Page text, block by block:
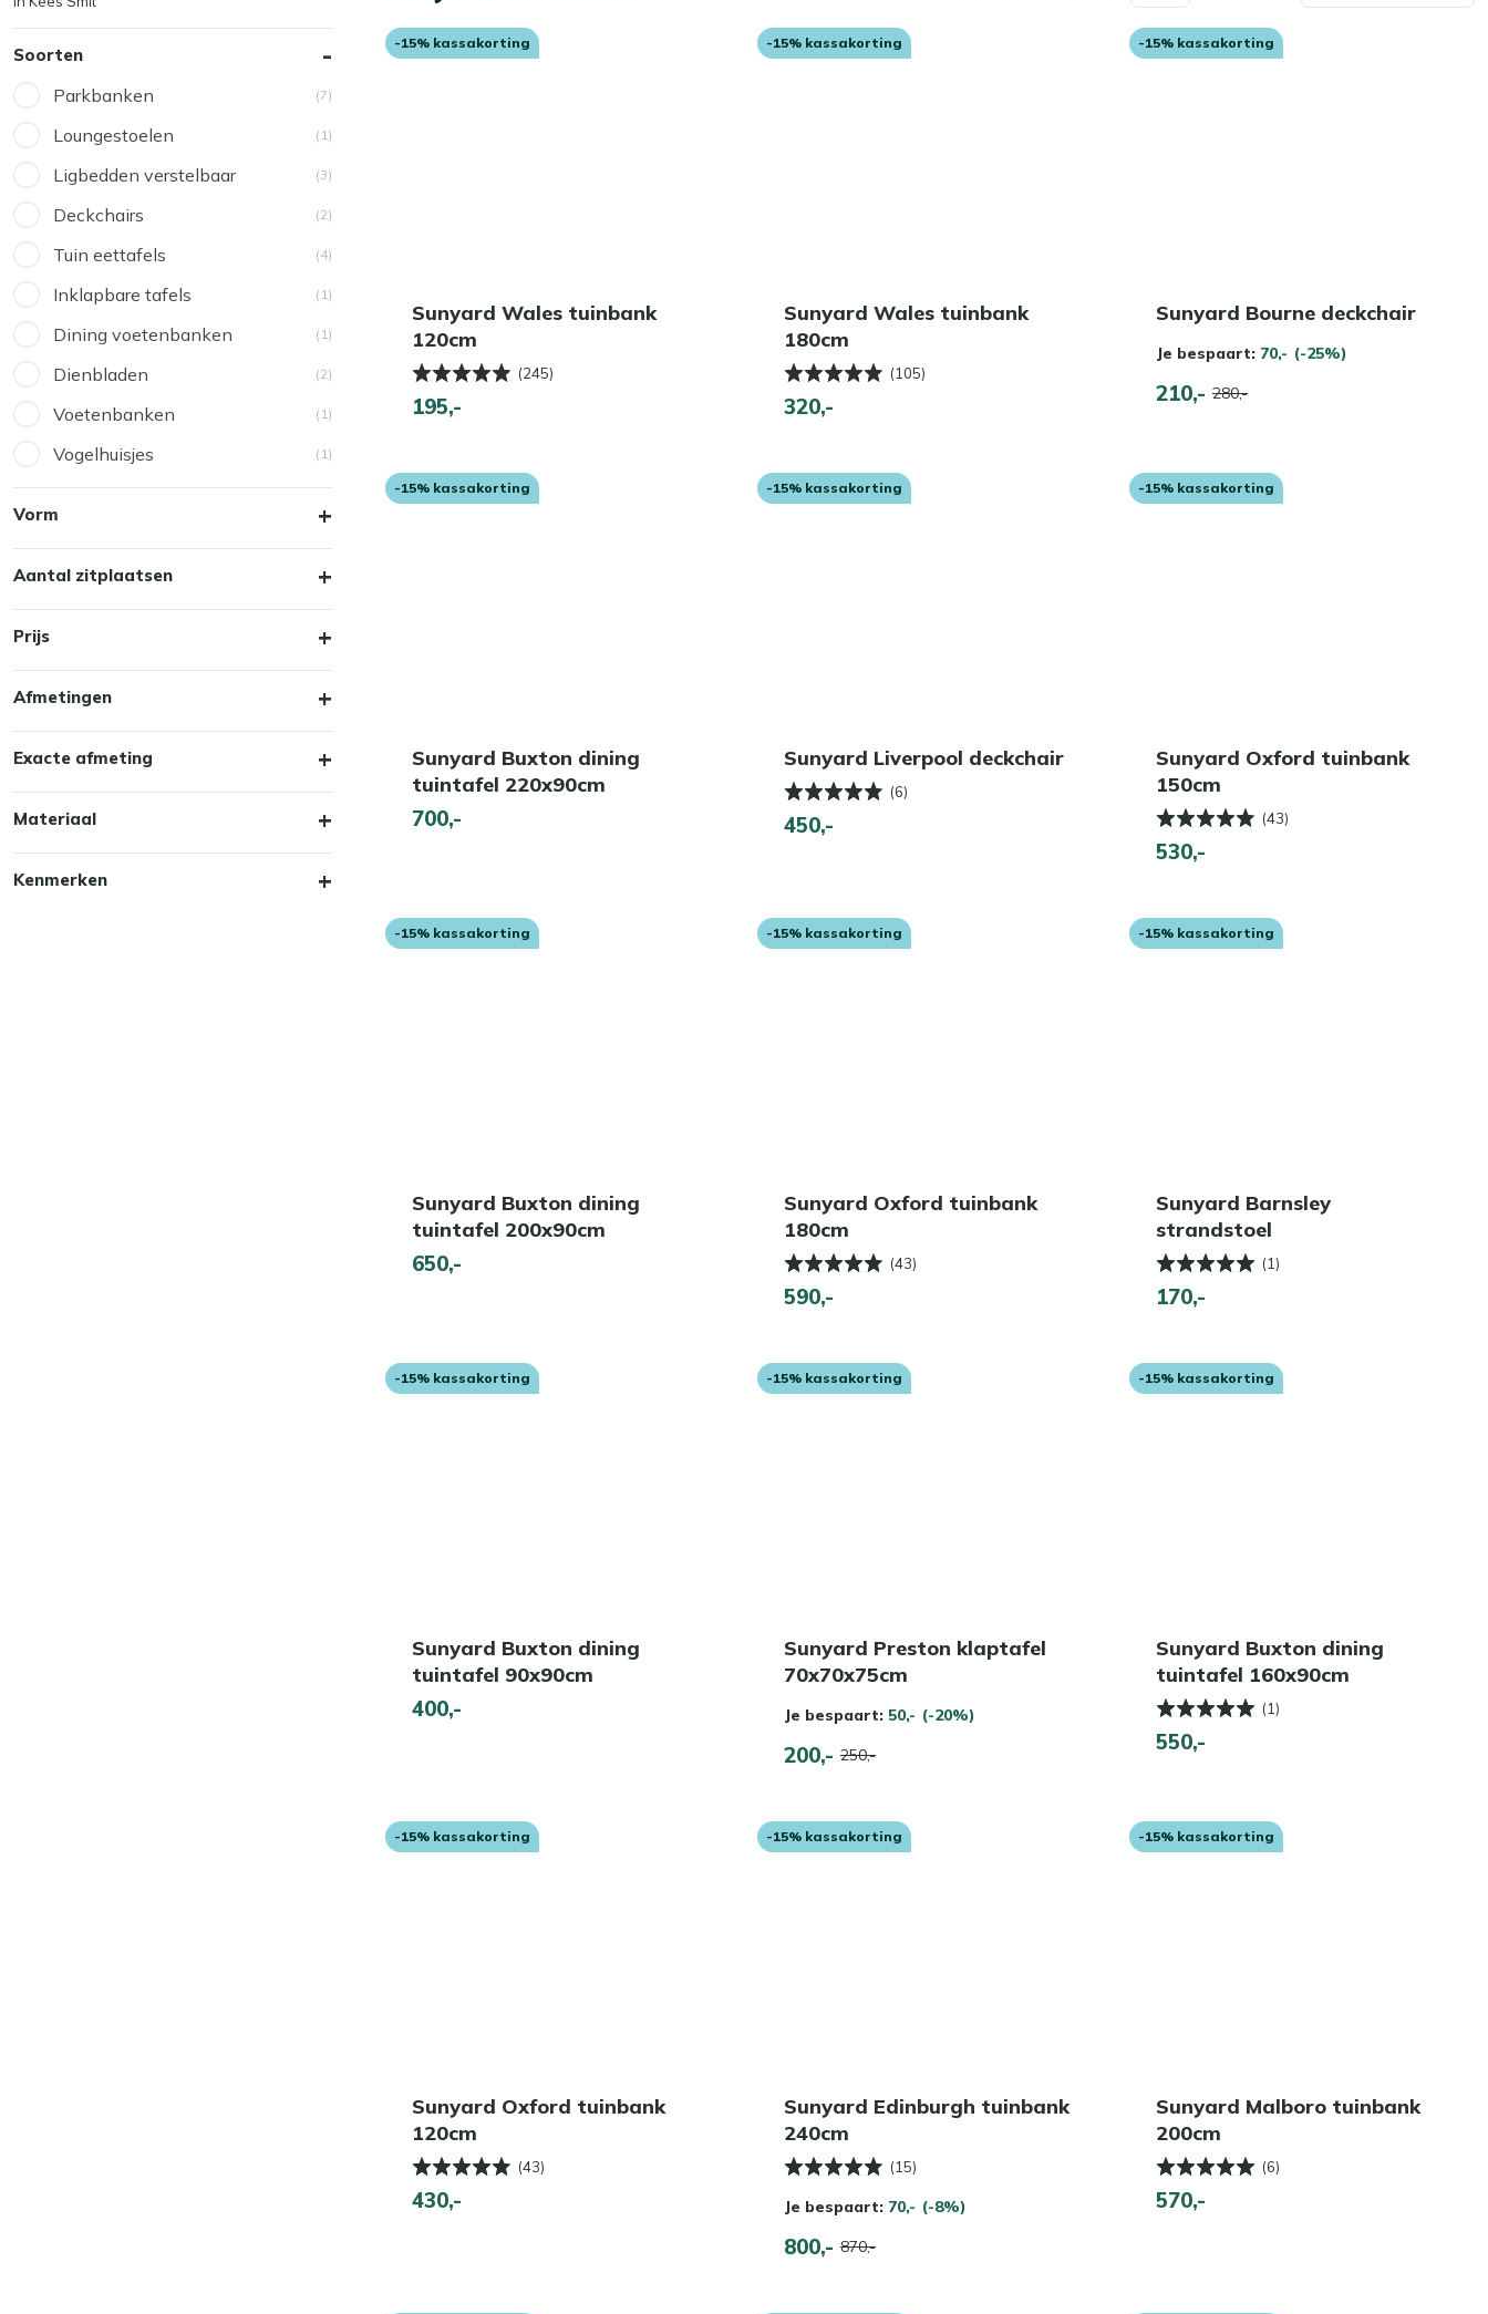
Soorten
Parkbanken (7)
Loungestoelen (1)
Ligbedden verstelbaar (3)
Deckchairs (2)
Tuin eettafels (4)
Inklapbare tafels (1)
Dining voetenbanken (1)
Dienbladen (2)
Voetenbanken (1)
Vogelhuisjes (1)
Vorm
Aantal zitplaatsen
Prijs
Afmetingen
Exacte afmeting
Materiaal
Kenmerken
-15% kassakorting
Sunyard Wales tuinbank
120cm
(245)
195,-
-15% kassakorting
Sunyard Wales tuinbank
180cm
(105)
320,-
-15% kassakorting
Sunyard Bourne deckchair
Je bespaart: 70,- (-25%)
210,- 280,-
-15% kassakorting
Sunyard Buxton dining
tuintafel 220x90cm
700,-
-15% kassakorting
Sunyard Liverpool deckchair
(6)
450,-
-15% kassakorting
Sunyard Oxford tuinbank
150cm
(43)
530,-
-15% kassakorting
Sunyard Buxton dining
tuintafel 200x90cm
650,-
-15% kassakorting
Sunyard Oxford tuinbank
180cm
(43)
590,-
-15% kassakorting
Sunyard Barnsley
strandstoel
(1)
170,-
-15% kassakorting
Sunyard Buxton dining
tuintafel 90x90cm
400,-
-15% kassakorting
Sunyard Preston klaptafel
70x70x75cm
Je bespaart: 50,- (-20%)
200,- 250,-
-15% kassakorting
Sunyard Buxton dining
tuintafel 160x90cm
(1)
550,-
-15% kassakorting
Sunyard Oxford tuinbank
120cm
(43)
430,-
-15% kassakorting
Sunyard Edinburgh tuinbank
240cm
(15)
Je bespaart: 70,- (-8%)
800,- 870,-
-15% kassakorting
Sunyard Malboro tuinbank
200cm
(6)
570,-